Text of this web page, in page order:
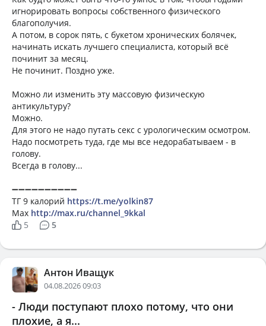
игнорировать вопросы собственного физического
благополучия.
А потом, в сорок пять, с букетом хронических болячек,
начинать искать лучшего специалиста, который всё
починит за месяц.
Не починит. Поздно уже.
Можно ли изменить эту массовую физическую
антикультуру?
Можно.
Для этого не надо путать секс с урологическим осмотром.
Надо посмотреть туда, где мы все недорабатываем - в
голову.
Всегда в голову...
➖➖➖➖➖➖➖➖➖➖
ТГ 9 калорий https://t.me/yolkin87
Мах http://max.ru/channel_9kkal
5
5
Антон Иващук
04.08.2026 09:03
- Люди поступают плохо потому, что они
плохие, а я...